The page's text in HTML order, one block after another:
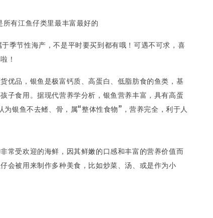
所有江鱼仔类里最丰富最好的
季节性海产，不是平时要买到都有哦！可遇不可求，喜
！
优品，银鱼是极富钙质、高蛋白、低脂肪食的鱼类，基
子食用。据现代营养学分析，银鱼营养丰富，具有高蛋
为银鱼不去鳍、骨，属“整体性食物”，营养完全，利于人
常受欢迎的海鲜，因其鲜嫩的口感和丰富的营养价值而
会被用来制作多种美食，比如炒菜、汤、或是作为小